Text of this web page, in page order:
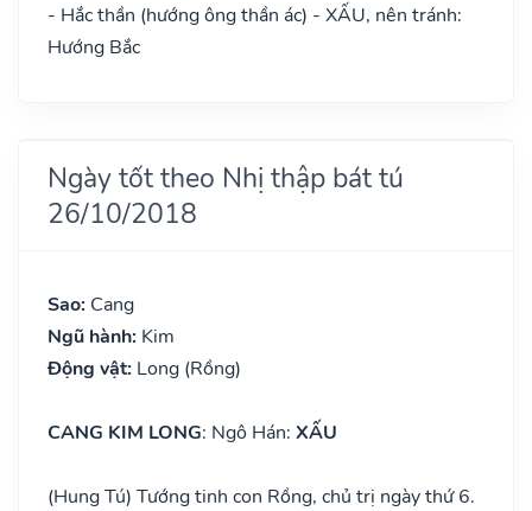
- Hắc thần (hướng ông thần ác) - XẤU, nên tránh:
Hướng Bắc
Ngày tốt theo Nhị thập bát tú
26/10/2018
Sao: Cang
Ngũ hành: Kim
Động vật: Long (Rồng)
CANG KIM LONG: Ngô Hán: XẤU
(Hung Tú) Tướng tinh con Rồng, chủ trị ngày thứ 6.